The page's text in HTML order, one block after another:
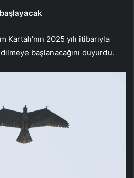
2025 yılı itibarıyla
başlanacağını duyurdu.